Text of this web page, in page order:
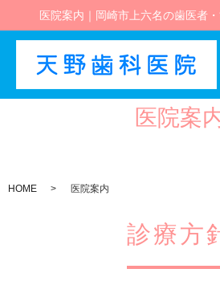
医院案内｜岡崎市上六名の歯医者
医院案
HOME 医院案内
診療方